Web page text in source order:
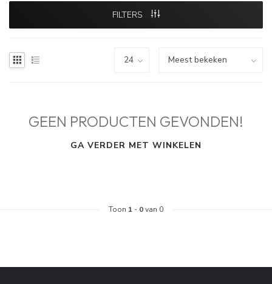
FILTERS
GEEN PRODUCTEN GEVONDEN!
GA VERDER MET WINKELEN
Toon 1 - 0van 0